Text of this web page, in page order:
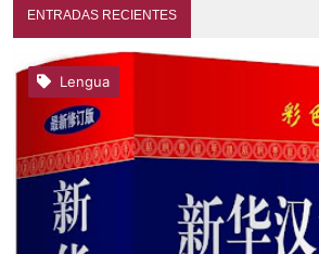
ENTRADAS RECIENTES
Lengua